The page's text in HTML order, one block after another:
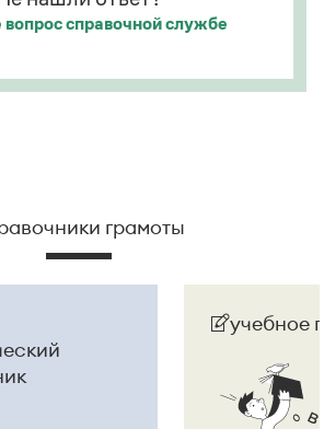
справочной службе
грамоты
учебное